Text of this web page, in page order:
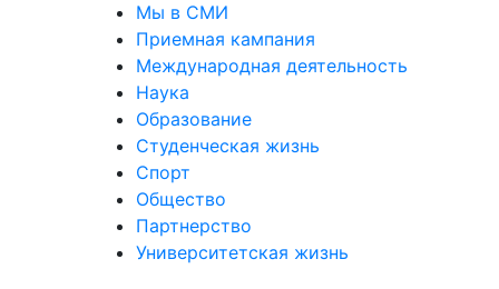
Мы в СМИ
Приемная кампания
Международная деятельность
Наука
Образование
Студенческая жизнь
Спорт
Общество
Партнерство
Университетская жизнь